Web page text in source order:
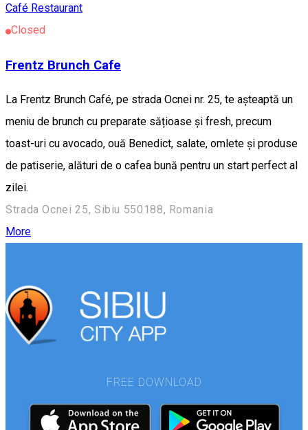
Café Restaurant
Closed
Frentz Brunch Cafe
La Frentz Brunch Café, pe strada Ocnei nr. 25, te așteaptă un
meniu de brunch cu preparate sățioase și fresh, precum
toast-uri cu avocado, ouă Benedict, salate, omlete și produse
de patiserie, alături de o cafea bună pentru un start perfect al
zilei.
Strada Ocnei 25, Sibiu 550188, Romania
More
FREE DOWNLOAD